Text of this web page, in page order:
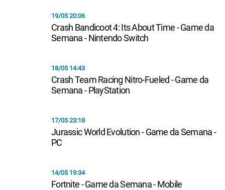
19/05 20:06
Crash Bandicoot 4: Its About Time - Game da
Semana - Nintendo Switch
18/05 14:43
Crash Team Racing Nitro-Fueled - Game da
Semana - PlayStation
17/05 23:18
Jurassic World Evolution - Game da Semana -
PC
14/05 19:34
Fortnite - Game da Semana - Mobile